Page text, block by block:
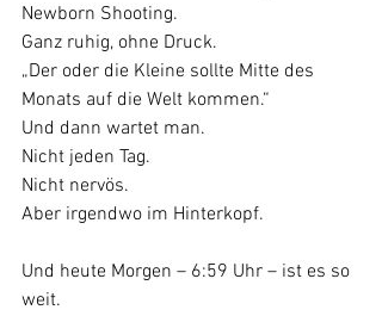
Newborn Shooting.
Ganz ruhig, ohne Druck.
„Der oder die Kleine sollte Mitte des
Monats auf die Welt kommen.“
Und dann wartet man.
Nicht jeden Tag.
Nicht nervös.
Aber irgendwo im Hinterkopf.
Und heute Morgen – 6:59 Uhr – ist es so
weit.